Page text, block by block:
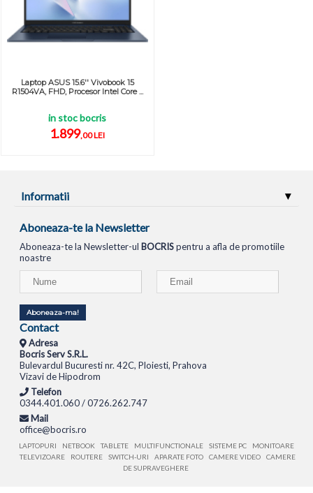
Laptop ASUS 15.6'' Vivobook 15
R1504VA, FHD, Procesor Intel Core ...
in stoc bocris
1.899,00 LEI
Informatii
Aboneaza-te la Newsletter
Aboneaza-te la Newsletter-ul BOCRISpentru a afla de promotiile
noastre
Aboneaza-ma!
Contact
Adresa
Bocris Serv S.R.L.
Bulevardul Bucuresti nr. 42C, Ploiesti, Prahova
Vizavi de Hipodrom
Telefon
0344.401.060 / 0726.262.747
Mail
office@bocris.ro
LAPTOPURI NETBOOK TABLETE MULTIFUNCTIONALE SISTEME PC
MONITOARE
TELEVIZOARE
ROUTERE SWITCH-URI APARATE FOTO CAMERE VIDEO
CAMERE
DE SUPRAVEGHERE